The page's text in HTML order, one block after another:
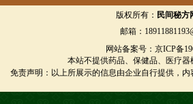
版权所有： 民间秘方
邮箱：
网站备案号：京ICP备
本站不提供药品、保健品、医疗
免责声明：以上所展示的信息由企业自行提供，